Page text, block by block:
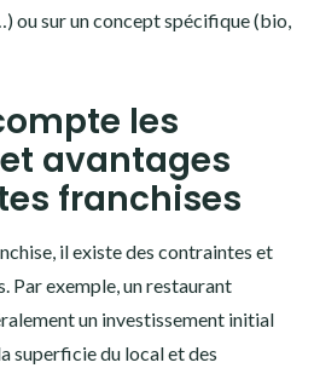
ou sur un concept spécifique (bio,
les
avantages
franchises
il existe des contraintes et
Par exemple, un restaurant
un investissement initial
superficie du local et des